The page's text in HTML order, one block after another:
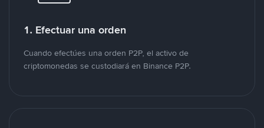
1. Efectuar una orden
Cuando efectúes una orden P2P, el activo de
criptomonedas se custodiará en Binance P2P.